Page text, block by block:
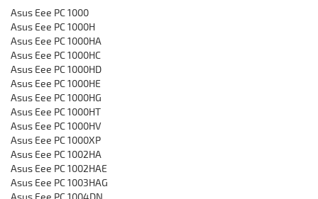
Asus Eee PC 1000
Asus Eee PC 1000H
Asus Eee PC 1000HA
Asus Eee PC 1000HC
Asus Eee PC 1000HD
Asus Eee PC 1000HE
Asus Eee PC 1000HG
Asus Eee PC 1000HT
Asus Eee PC 1000HV
Asus Eee PC 1000XP
Asus Eee PC 1002HA
Asus Eee PC 1002HAE
Asus Eee PC 1003HAG
Asus Eee PC 1004DN